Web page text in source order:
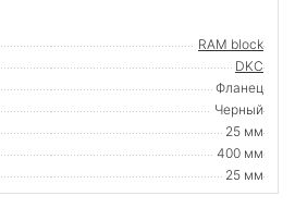
RAM block
DKC
Фланец
Черный
25 мм
400 мм
25 мм